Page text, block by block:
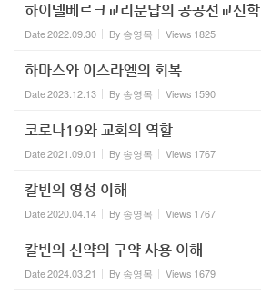
하이델베르크교리문답의 공공선교신학
Date2022.09.30 By 송영목 Views 1825
하마스와 이스라엘의 회복
Date2023.12.13 By 송영목 Views 1590
코로나19와 교회의 역할
Date2021.09.01 By 송영목 Views 1767
칼빈의 영성 이해
Date2020.04.14 By 송영목 Views 1767
칼빈의 신약의 구약 사용 이해
Date2024.03.21 By 송영목 Views 1679